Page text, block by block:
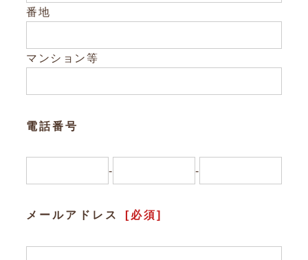
Other
お問い合わせ
番地
マンション等
電話番号
- -
メールアドレス [必須]